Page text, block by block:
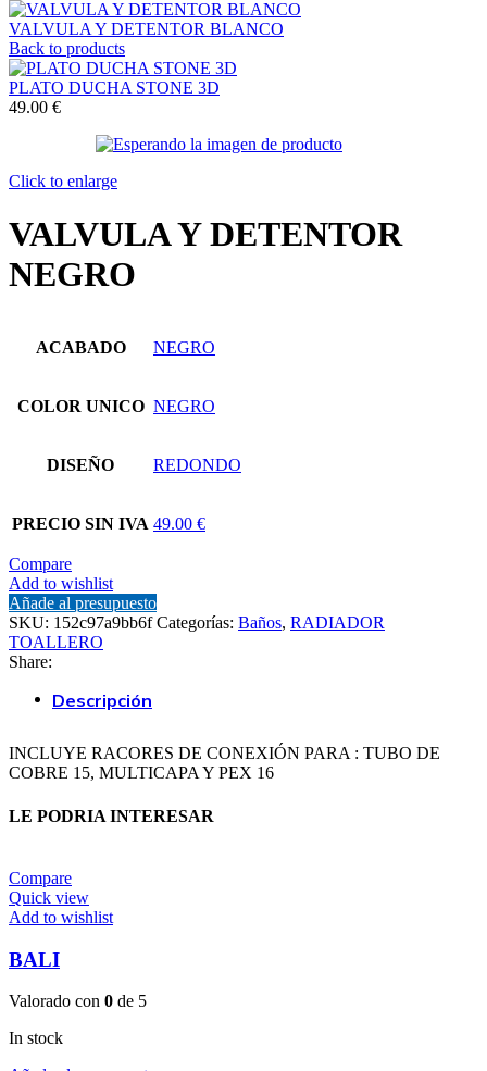
VALVULA Y DETENTOR BLANCO
Back to products
PLATO DUCHA STONE 3D
49.00 €
Click to enlarge
VALVULA Y DETENTOR
NEGRO
ACABADO NEGRO
COLOR UNICO NEGRO
DISEÑO REDONDO
PRECIO SIN IVA 49.00 €
Compare
Add to wishlist
Añade al presupuesto
SKU: 152c97a9bb6fCategorías: Baños, RADIADOR
TOALLERO
Share:
Descripción
INCLUYE RACORES DE CONEXIÓN PARA : TUBO DE
COBRE 15, MULTICAPA Y PEX 16
LE PODRIA INTERESAR
Compare
Quick view
Add to wishlist
BALI
Valorado con 0 de 5
In stock